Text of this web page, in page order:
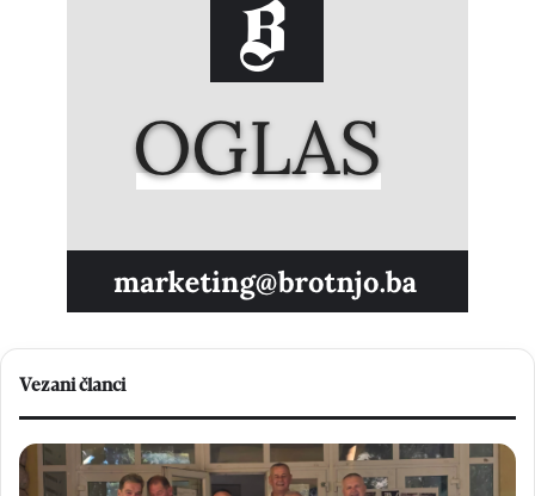
Vezani članci
HNK
Brotnjo